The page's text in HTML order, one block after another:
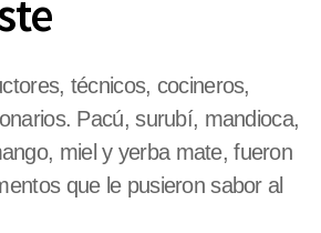
técnicos, cocineros,
Pacú, surubí, mandioca,
miel y yerba mate, fueron
que le pusieron sabor al